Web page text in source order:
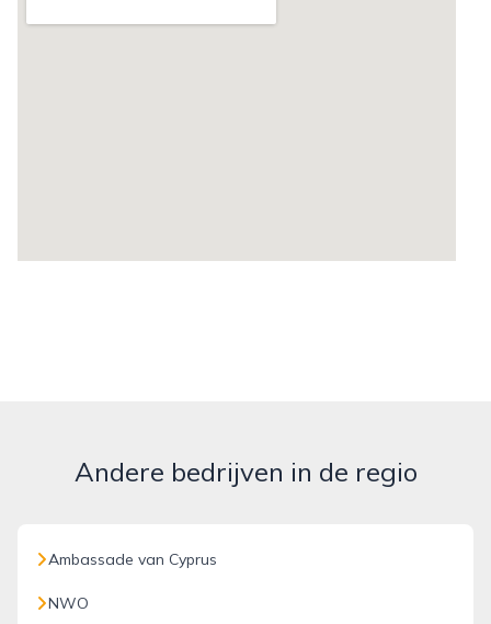
Andere bedrijven in de regio
Ambassade van Cyprus
NWO